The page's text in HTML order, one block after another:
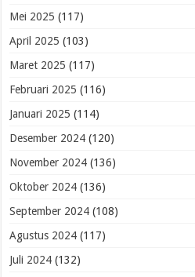
Mei 2025 (117)
April 2025 (103)
Maret 2025 (117)
Februari 2025 (116)
Januari 2025 (114)
Desember 2024 (120)
November 2024 (136)
Oktober 2024 (136)
September 2024 (108)
Agustus 2024 (117)
Juli 2024 (132)